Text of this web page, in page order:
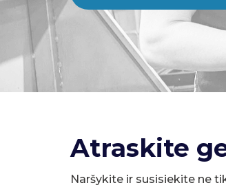
Atraskite
Naršykite ir susisiekite ne